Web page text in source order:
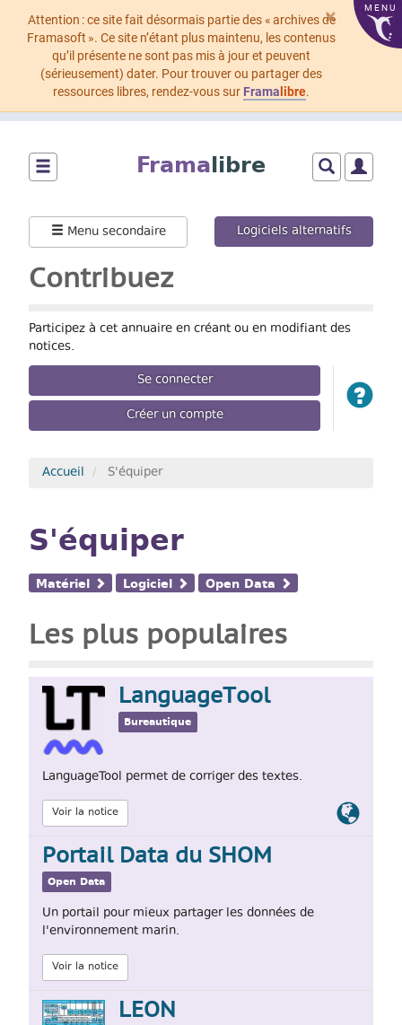
×
Attention : ce site fait désormais partie des « archives de
Framasoft ». Ce site n’étant plus maintenu, les contenus
qu’il présente ne sont pas mis à jour et peuvent
(sérieusement) dater. Pour trouver ou partager des
ressources libres, rendez-vous sur Frama libre.
MENU
contenu
principal
Framalibre
menu
menu
formulaire
Menu secondaire Logiciels alternatifs
Contribuez
Participez à cet annuaire en créant ou en modifiant des
notices.
Se connecter
Créer un compte
Accueil S'équiper
S'équiper
Matériel Logiciel Open Data
Les plus populaires
LanguageTool
Bureautique
LanguageTool permet de corriger des textes.
Voir la notice
Lien
Portail Data du SHOM
Open Data
Un portail pour mieux partager les données de
l'environnement marin.
Voir la notice
LEON